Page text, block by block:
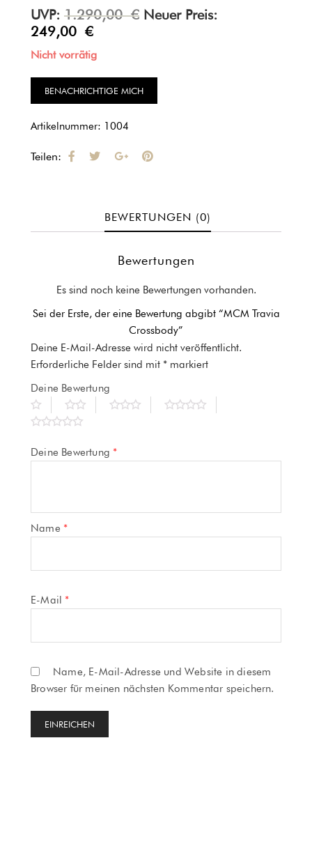
UVP: 1.290,00€ Neuer Preis:
249,00 €
Nicht vorrätig
Artikelnummer: 1004
Teilen:
BEWERTUNGEN (0)
Bewertungen
Es sind noch keine Bewertungen vorhanden.
Sei der Erste, der eine Bewertung abgibt “MCM Travia
Crossbody”
Deine E-Mail-Adresse wird nicht veröffentlicht.
Erforderliche Felder sind mit * markiert
Deine Bewertung
Deine Bewertung *
Name *
E-Mail *
Name, E-Mail-Adresse und Website in diesem
Browser für meinen nächsten Kommentar speichern.